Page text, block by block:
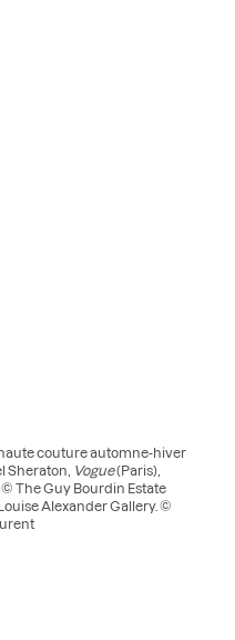
couture automne-hiver
Sheraton,
Vogue(Paris),
The Guy Bourdin Estate
Alexander Gallery. ©